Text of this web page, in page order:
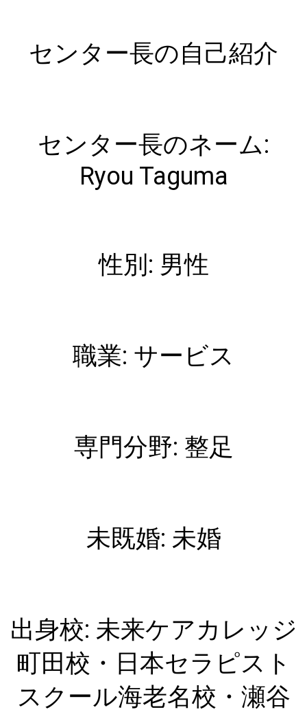
センター長の自己紹介
センター長のネーム:
Ryou Taguma
性別: 男性
職業: サービス
専門分野: 整足
未既婚: 未婚
出身校: 未来ケアカレッジ
町田校・日本セラピスト
スクール海老名校・瀬谷